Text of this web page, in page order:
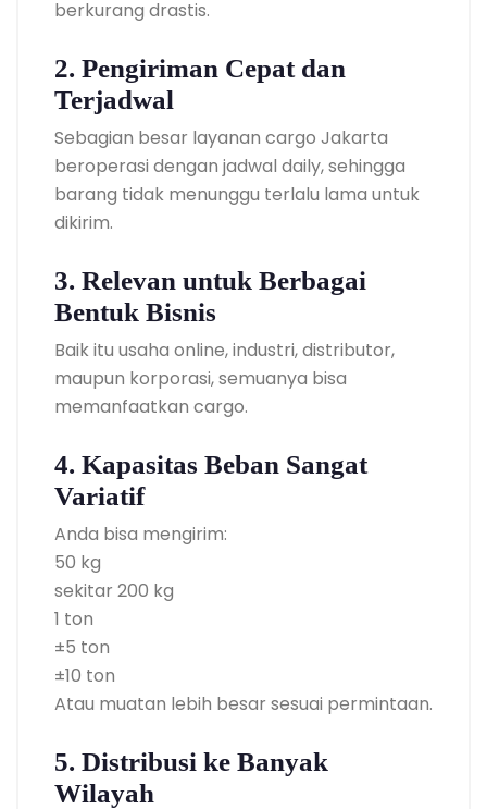
berkurang drastis.
2. Pengiriman Cepat dan
Terjadwal
Sebagian besar layanan cargo Jakarta
beroperasi dengan jadwal daily, sehingga
barang tidak menunggu terlalu lama untuk
dikirim.
3. Relevan untuk Berbagai
Bentuk Bisnis
Baik itu usaha online, industri, distributor,
maupun korporasi, semuanya bisa
memanfaatkan cargo.
4. Kapasitas Beban Sangat
Variatif
Anda bisa mengirim:
50 kg
sekitar 200 kg
1 ton
±5 ton
±10 ton
Atau muatan lebih besar sesuai permintaan.
5. Distribusi ke Banyak
Wilayah